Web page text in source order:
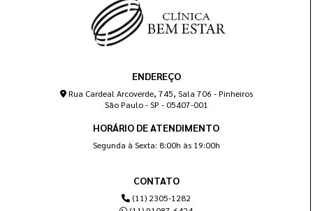
ENDEREÇO
Rua Cardeal Arcoverde, 745, Sala 706 - Pinheiros
São Paulo - SP - 05407-001
HORÁRIO DE ATENDIMENTO
Segunda à Sexta: 8:00h às 19:00h
CONTATO
(11) 2305-1282